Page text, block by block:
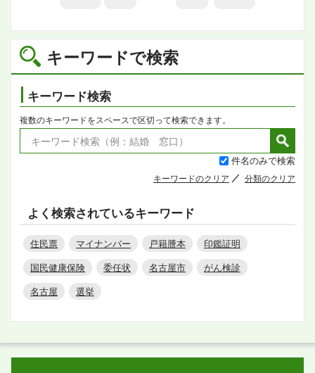
キーワードで検索
キーワード検索
複数のキーワードをスペースで区切って検索できます。
件名のみで検索
キーワードのクリア 分類のクリア
よく検索されているキーワード
住民票 マイナンバー 戸籍謄本
印鑑証明
国民健康保険
委任状 名古屋市
がん検診
名古屋
選挙